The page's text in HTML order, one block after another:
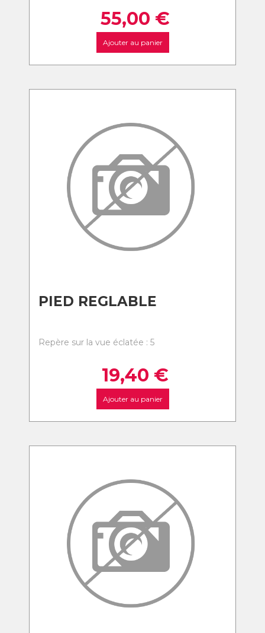
55,00 €
Ajouter au panier
PIED REGLABLE
Repère sur la vue éclatée : 5
19,40 €
Ajouter au panier